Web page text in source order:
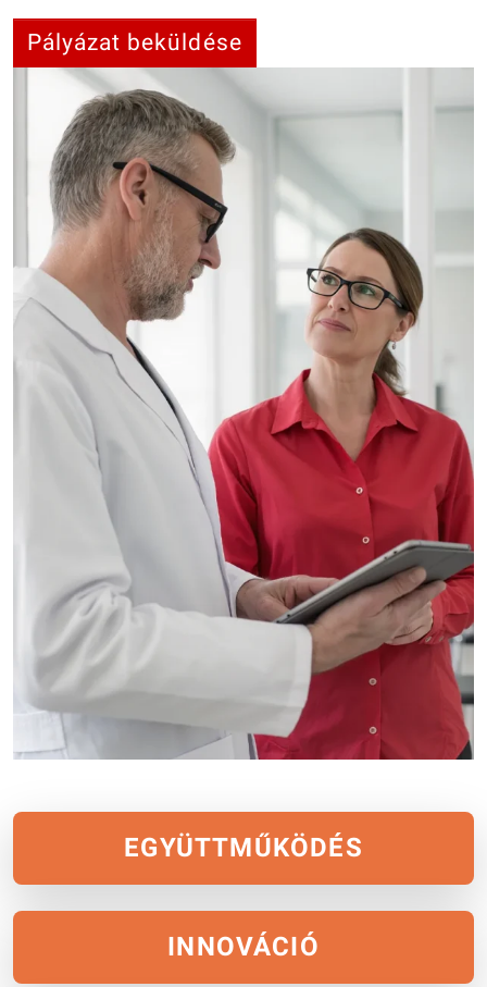
Pályázat beküldése
EGYÜTTMŰKÖDÉS
INNOVÁCIÓ